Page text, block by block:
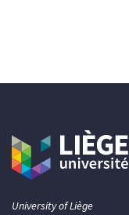
University of Liège